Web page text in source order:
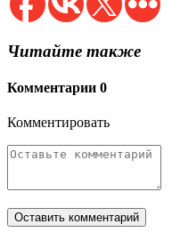
Читайте также
Комментарии 0
Комментировать